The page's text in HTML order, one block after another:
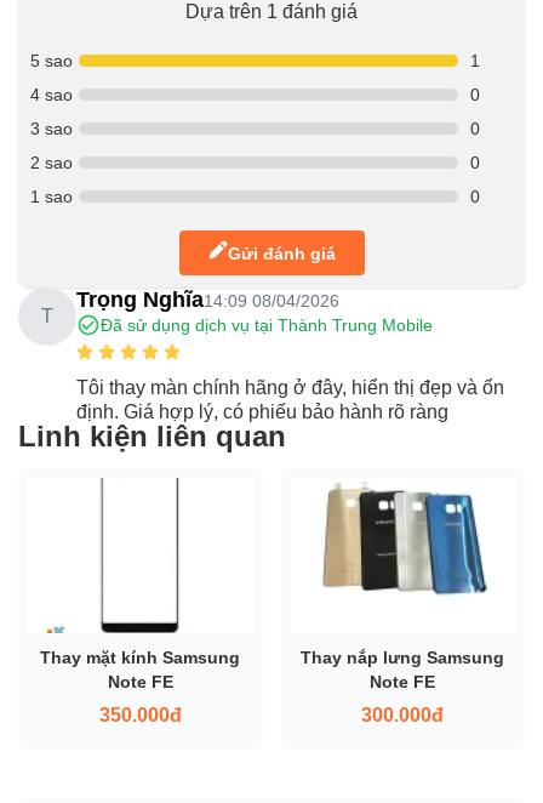
Dựa trên 1 đánh giá
5 sao
1
4 sao
0
3 sao
0
2 sao
0
1 sao
0
Gửi đánh giá
T
Trọng Nghĩa14:09 08/04/2026
Đã sử dụng dịch vụ tại Thành Trung Mobile
Tôi thay màn chính hãng ở đây, hiển thị đẹp và ổn
định. Giá hợp lý, có phiếu bảo hành rõ ràng
Linh kiện liên quan
Thay mặt kính Samsung
Note FE
350.000đ
Thay nắp lưng Samsung
Note FE
300.000đ